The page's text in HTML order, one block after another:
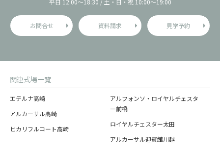
平日 12:00〜18:30 / 土・日・祝 10:00〜19:00
お問合せ 資料請求 見学予約
関連式場一覧
エテルナ高崎
アルカーサル高崎
ヒカリフルコート高崎
アルフォンソ・ロイヤルチェスタ
ー前橋
ロイヤルチェスター太田
アルカーサル迎賓館川越